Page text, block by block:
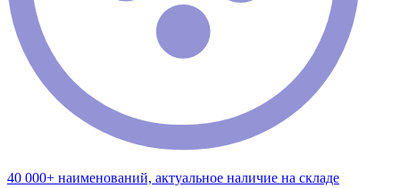
40 000+ наименований, актуальное наличие на складе